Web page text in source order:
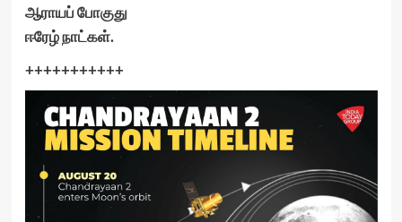
ஆராயப் போகுது
ஈரேழ் நாட்கள்.
+++++++++++